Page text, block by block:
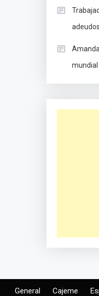
mundial
General Cajeme